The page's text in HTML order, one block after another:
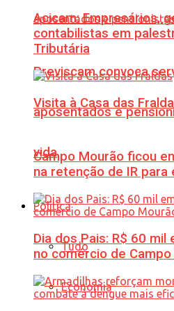
Previscam convoca
aposentados e
vida
Política
Tudo
Economia
Acicam: Empresários,
contabilistas em
Tributária
Visita à Casa das
Campo Mourão ficou
na retenção de IR para
Dia dos Pais: R$ 60
no comércio de